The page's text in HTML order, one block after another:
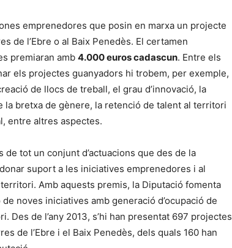
emprenedores que posin en marxa un projecte
de l’Ebre o al Baix Penedès. El certamen
premiaran amb 4.000 euros cadascun. Entre els
els projectes guanyadors hi trobem, per exemple,
de llocs de treball, el grau d’innovació, la
bretxa de gènere, la retenció de talent al territori
entre altres aspectes.
tot un conjunt d’actuacions que des de la
suport a les iniciatives emprenedores i al
Amb aquests premis, la Diputació fomenta
noves iniciatives amb generació d’ocupació de
de l’any 2013, s’hi han presentat 697 projectes
de l’Ebre i el Baix Penedès, dels quals 160 han